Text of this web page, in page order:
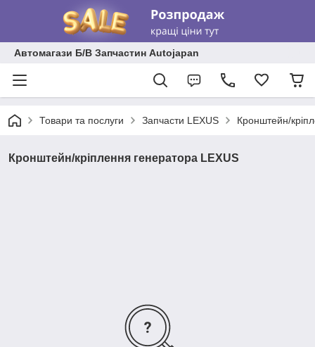
Автомагази Б/В Запчастин Autojapan
Товари та послуги Запчасти LEXUS Кронштейн/
Кронштейн/кріплення генератора LEXUS